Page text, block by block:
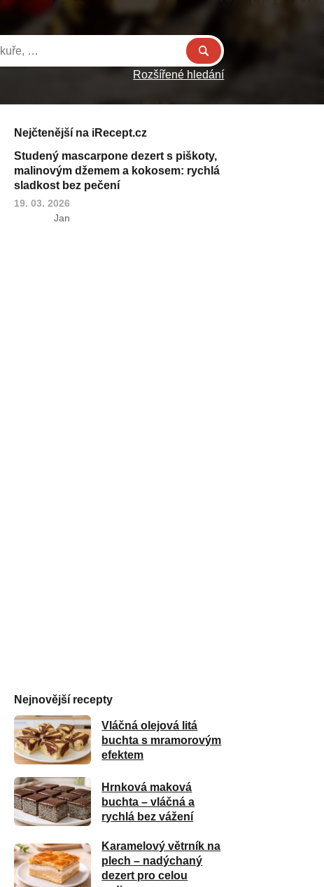
Rozšířené hledání
Nejčtenější na iRecept.cz
Studený mascarpone dezert s piškoty,
malinovým džemem a kokosem: rychlá
sladkost bez pečení
19. 03. 2026
Jan
Nejnovější recepty
Vláčná olejová litá
buchta s mramorovým
efektem
Hrnková maková
buchta – vláčná a
rychlá bez vážení
Karamelový větrník na
plech – nadýchaný
dezert pro celou